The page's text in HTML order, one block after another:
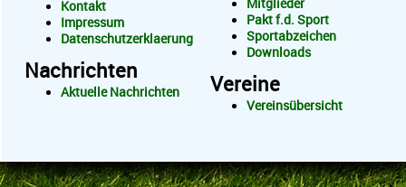
Kontakt
Impressum
Datenschutzerklaerung
Nachrichten
Aktuelle Nachrichten
Mitglieder
Pakt f.d. Sport
Sportabzeichen
Downloads
Vereine
Vereinsübersicht